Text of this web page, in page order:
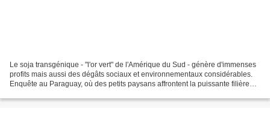
Le soja transgénique - "l'or vert" de l'Amérique du Sud - génère d'immenses
profits mais aussi des dégâts sociaux et environnementaux considérables.
Enquête au Paraguay, où des petits paysans affrontent la puissante filière